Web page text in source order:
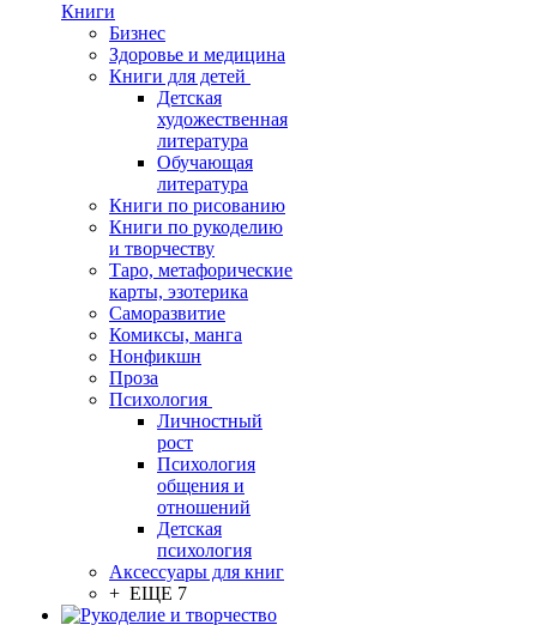
Книги
Бизнес
Здоровье и медицина
Книги для детей
Детская
художественная
литература
Обучающая
литература
Книги по рисованию
Книги по рукоделию
и творчеству
Таро, метафорические
карты, эзотерика
Саморазвитие
Комиксы, манга
Нонфикшн
Проза
Психология
Личностный
рост
Психология
общения и
отношений
Детская
психология
Аксессуары для книг
+ ЕЩЕ 7